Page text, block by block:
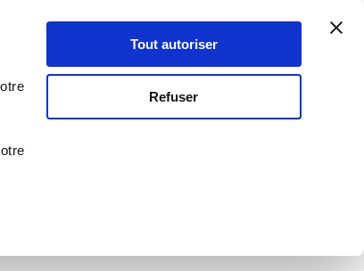
Tout autoriser
Refuser
Se connecter